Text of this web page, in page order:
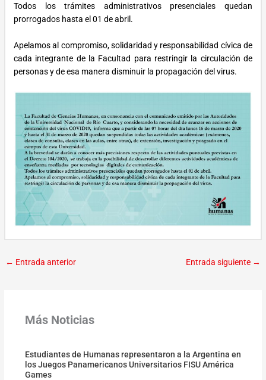
Todos los trámites administrativos presenciales quedan
prorrogados hasta el 01 de abril.
Apelamos al compromiso, solidaridad y responsabilidad cívica de
cada integrante de la Facultad para restringir la circulación de
personas y de esa manera disminuir la propagación del virus.
← Entrada anterior Entrada siguiente →
Más Noticias
Estudiantes de Humanas representaron a la Argentina en
los Juegos Panamericanos Universitarios FISU América
Games